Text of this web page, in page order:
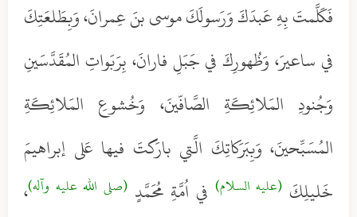
فَكَلَّمتَ بِهِ عَبدَكَ وَرَسولَكَ موسى بنَ عِمرانَ، وَبِطَلعَتِكَ
في ساعيرَ، وَظُهورِكَ في جَبَلِ فارانَ، بِرَبَواتِ المُقَدَّسَينِ
وَجُنودِ المَلائِكَةِ الصَّافّينَ، وَخُشوعِ المَلائِكَةِ
المُسَبِّحينَ، وَبِبَرَكاتِكَ الَّتي بارَكتَ فيها عَلى إبراهيمَ
خَليلِكَ (عليه السلام) في اُمَّةِ مُحَمَّدٍ (صلى الله عليه وآله)،